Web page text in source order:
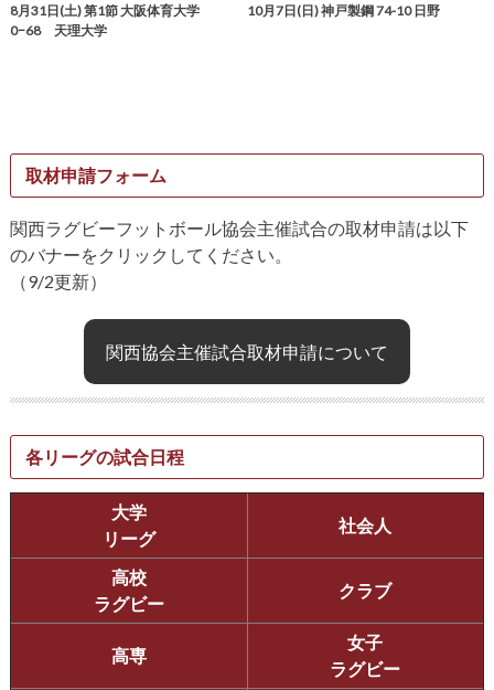
8月31日(土) 第1節 大阪体育大学
0−68 天理大学
10月7日(日) 神戸製鋼 74-10 日野
取材申請フォーム
関西ラグビーフットボール協会主催試合の取材申請は以下
のバナーをクリックしてください。
（9/2更新）
関西協会主催試合取材申請について
各リーグの試合日程
大学
リーグ
社会人
高校
ラグビー
クラブ
高専
女子
ラグビー